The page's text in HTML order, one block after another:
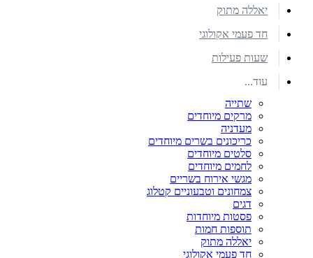
יאללה מתוק
חד פעמי אקולוגי
שעות פעילות
עוד...
שתייה
מרקים מיוחדים
מעדניה
כריכונים בשרים מיוחדים
סלטים מיוחדים
לחמים מיוחדים
מגשי אירוח בשריים
צמחונים וטבעוניים קטלוג
דגים
פסטות מיוחדות
תוספות חמות
יאללה מתוק
חד פעמי אקולוגי